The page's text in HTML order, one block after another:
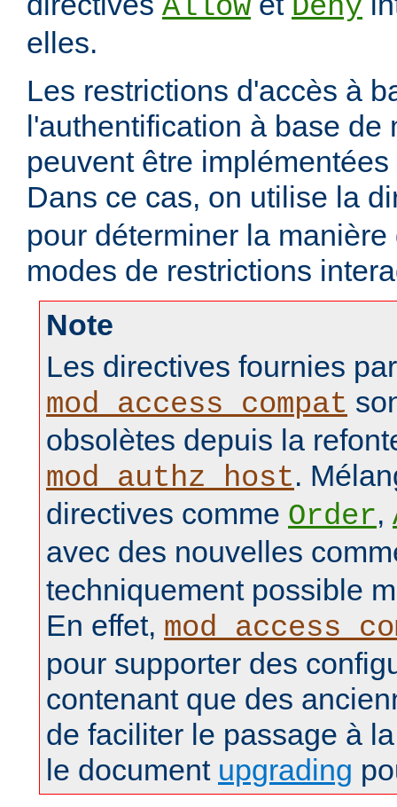
Allow Deny
elles.
Les restrictions d'accès à
l'authentification à base de
peuvent être
Dans ce cas, on utilise la
pour déterminer la
modes de restrictions
Note
Les directives fournies
mod_access_compat
obsolètes depuis la
mod_authz_host.
directives comme Order,
avec des nouvelles
techniquement possible
En effet,
pour supporter des
contenant que des
de faciliter le passage à
le document upgrading